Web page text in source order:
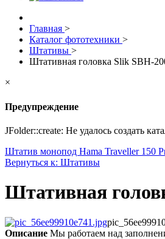
Главная >
Каталог фототехники >
Штативы >
Штативная головка Slik SBH-
×
Предупреждение
JFolder::create: Не удалось создать
Штатив монопод Hama Traveller 150
Вернуться к: Штативы
Штативная
Описание Мы работаем над